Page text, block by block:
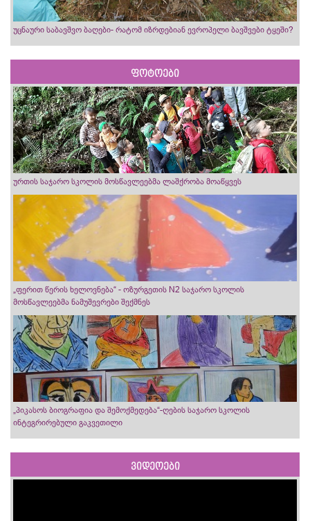
უცნაური საბავშვო ბაღები- რატომ იზრდებიან ევროპელი ბავშვები ტყეში?
ფოტოები
ურთის საჯარო სკოლის მოსწავლეებმა ლაშქრობა მოაწყვეს
„ფერით წერის ხელოვნება“ - ოზურგეთის N2 საჯარო სკოლის
მოსწავლეებმა ნამუშევრები შექმნეს
„პიკასოს ბიოგრაფია და შემოქმედება“-ღების საჯარო სკოლის
ინტეგრირებული გაკვეთილი
ვიდეოები